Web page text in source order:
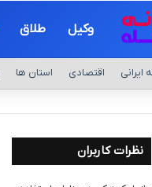
وکیل طلاق
ایرانی اقتصادی استان ها
نظرات کاربران